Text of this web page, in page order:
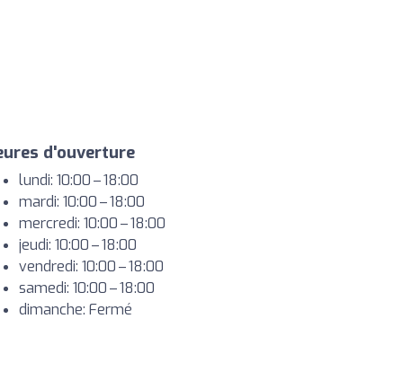
d'ouverture
lundi: 10:00 – 18:00
mardi: 10:00 – 18:00
mercredi: 10:00 – 18:00
jeudi: 10:00 – 18:00
vendredi: 10:00 – 18:00
samedi: 10:00 – 18:00
dimanche: Fermé